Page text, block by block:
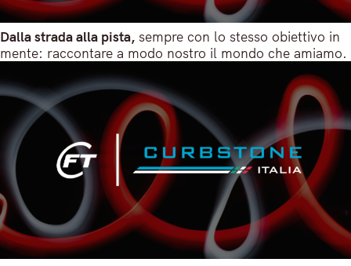
Dalla strada alla pista, sempre con lo stesso obiettivo in
mente: raccontare a modo nostro il mondo che amiamo.